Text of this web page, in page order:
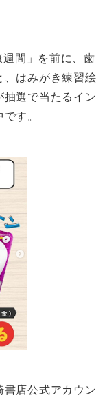
間」を前に、歯
、はみがき練習絵
抽選で当たるイン
す。
書店公式アカウン